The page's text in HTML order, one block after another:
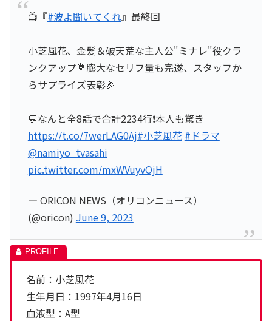
📺『#波よ聞いてくれ』最終回
小芝風花、金髪＆破天荒な主人公"ミナレ"役クラ
ンクアップ💐膨大なセリフ量も完遂、スタッフか
らサプライズ表彰🎉
💬なんと全8話で合計2234行❗本人も驚き
https://t.co/7werLAG0Aj#小芝風花 #ドラマ
@namiyo_tvasahi
pic.twitter.com/mxWVuyvOjH
— ORICON NEWS（オリコンニュース）
(@oricon) June 9, 2023
名前：小芝風花
生年月日：1997年4月16日
血液型：A型